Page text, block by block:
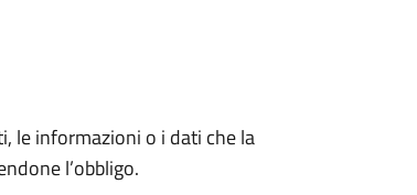
le informazioni o i dati che la
l’obbligo.